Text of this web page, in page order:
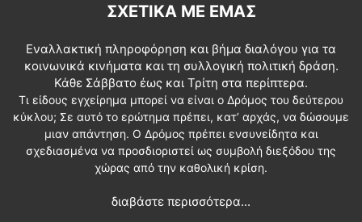
ΣΧΕΤΙΚΆ ΜΕ ΕΜΆΣ
Εναλλακτική πληροφόρηση και βήμα διαλόγου για τα
κοινωνικά κινήματα και τη συλλογική πολιτική δράση.
Κάθε Σάββατο έως και Τρίτη στα περίπτερα.
Τι είδους εγχείρημα μπορεί να είναι ο Δρόμος του δεύτερου
κύκλου; Σε αυτό το ερώτημα πρέπει, κατ’ αρχάς, να δώσουμε
μιαν απάντηση. Ο Δρόμος πρέπει ενσυνείδητα και
σχεδιασμένα να προσδιοριστεί ως συμβολή διεξόδου της
χώρας από την καθολική κρίση.
διαβάστε περισσότερα...